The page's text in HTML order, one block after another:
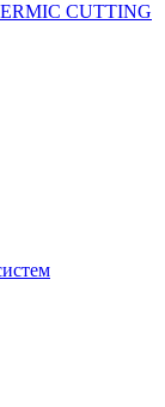
CUTTING